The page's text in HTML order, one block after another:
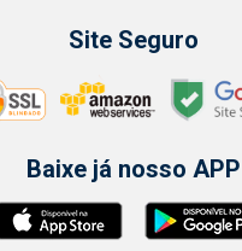
Site Seguro
Baixe já nosso APP